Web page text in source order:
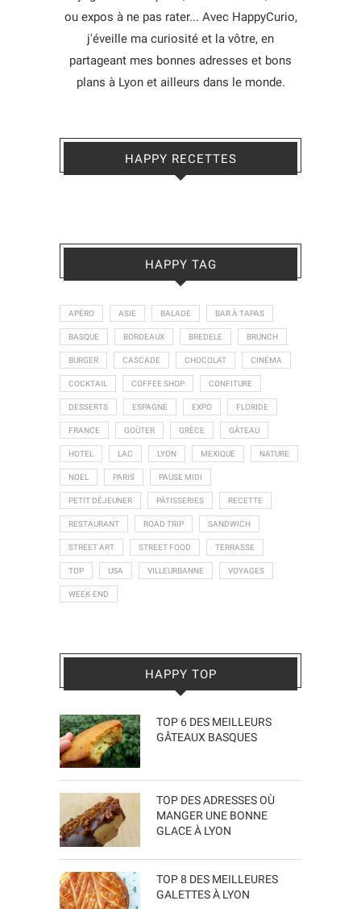
ou expos à ne pas rater... Avec HappyCurio,
j'éveille ma curiosité et la vôtre, en
partageant mes bonnes adresses et bons
plans à Lyon et ailleurs dans le monde.
HAPPY RECETTES
HAPPY TAG
APÉRO ASIE BALADE BAR À TAPAS
BASQUE BORDEAUX BREDELE BRUNCH
BURGER CASCADE CHOCOLAT CINÉMA
COCKTAIL COFFEE SHOP CONFITURE
DESSERTS ESPAGNE EXPO FLORIDE
FRANCE GOÛTER GRÈCE GÂTEAU
HOTEL LAC LYON MEXIQUE NATURE
NOEL PARIS PAUSE MIDI
PETIT DÉJEUNER PÂTISSERIES RECETTE
RESTAURANT ROAD TRIP SANDWICH
STREET ART STREET FOOD TERRASSE
TOP USA VILLEURBANNE VOYAGES
WEEK-END
HAPPY TOP
TOP 6 DES MEILLEURS
GÂTEAUX BASQUES
TOP DES ADRESSES OÙ
MANGER UNE BONNE
GLACE À LYON
TOP 8 DES MEILLEURES
GALETTES À LYON